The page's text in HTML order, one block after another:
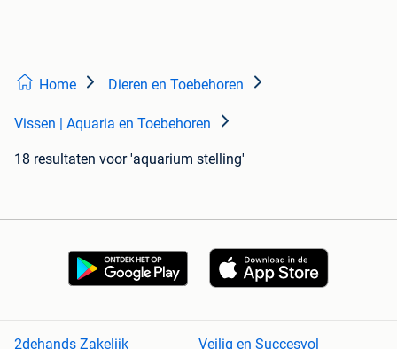
Home Dieren en Toebehoren
Vissen | Aquaria en Toebehoren
18 resultaten voor 'aquarium stelling'
2dehands Zakelijk Veilig en Succesvol